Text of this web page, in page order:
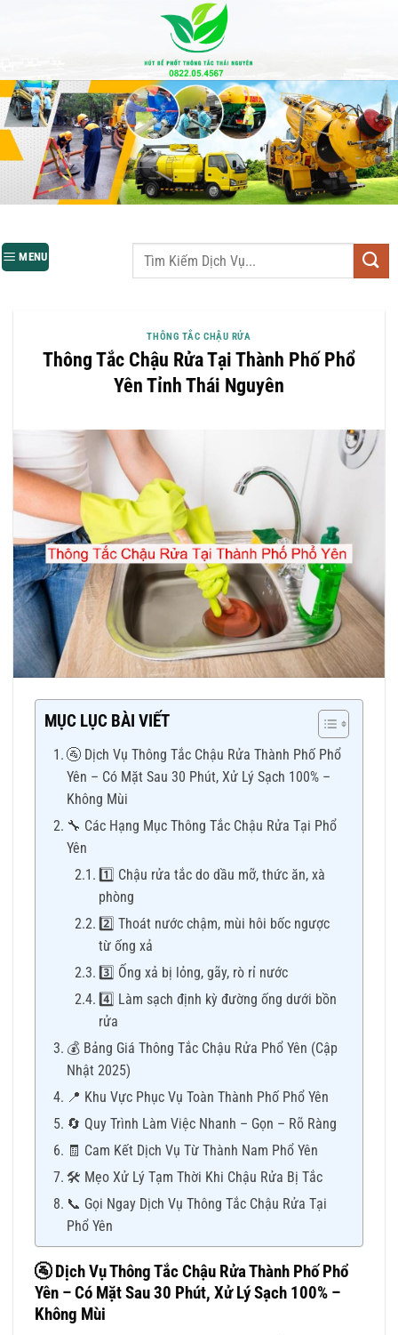
dung
MENU
THÔNG TẮC CHẬU RỬA
Thông Tắc Chậu Rửa Tại Thành Phố Phổ
Yên Tỉnh Thái Nguyên
MỤC LỤC BÀI VIẾT
🚰 Dịch Vụ Thông Tắc Chậu Rửa Thành Phố Phổ
Yên – Có Mặt Sau 30 Phút, Xử Lý Sạch 100% –
Không Mùi
🔧 Các Hạng Mục Thông Tắc Chậu Rửa Tại Phổ
Yên
1️⃣ Chậu rửa tắc do dầu mỡ, thức ăn, xà
phòng
2️⃣ Thoát nước chậm, mùi hôi bốc ngược
từ ống xả
3️⃣ Ống xả bị lỏng, gãy, rò rỉ nước
4️⃣ Làm sạch định kỳ đường ống dưới bồn
rửa
💰 Bảng Giá Thông Tắc Chậu Rửa Phổ Yên (Cập
Nhật 2025)
📍 Khu Vực Phục Vụ Toàn Thành Phố Phổ Yên
🔄 Quy Trình Làm Việc Nhanh – Gọn – Rõ Ràng
🧾 Cam Kết Dịch Vụ Từ Thành Nam Phổ Yên
🛠 Mẹo Xử Lý Tạm Thời Khi Chậu Rửa Bị Tắc
📞 Gọi Ngay Dịch Vụ Thông Tắc Chậu Rửa Tại
Phổ Yên
🚰Dịch Vụ Thông Tắc Chậu Rửa Thành Phố Phổ
Yên – Có Mặt Sau 30 Phút, Xử Lý Sạch 100% –
Không Mùi